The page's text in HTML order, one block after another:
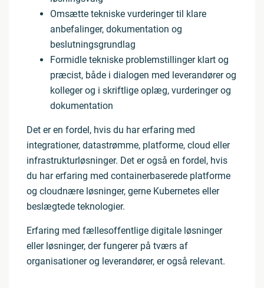
Omsætte tekniske vurderinger til klare
anbefalinger, dokumentation og
beslutningsgrundlag
Formidle tekniske problemstillinger klart og
præcist, både i dialogen med leverandører og
kolleger og i skriftlige oplæg, vurderinger og
dokumentation
Det er en fordel, hvis du har erfaring med
integrationer, datastrømme, platforme, cloud eller
infrastrukturløsninger. Det er også en fordel, hvis
du har erfaring med containerbaserede platforme
og cloudnære løsninger, gerne Kubernetes eller
beslægtede teknologier.
Erfaring med fællesoffentlige digitale løsninger
eller løsninger, der fungerer på tværs af
organisationer og leverandører, er også relevant.